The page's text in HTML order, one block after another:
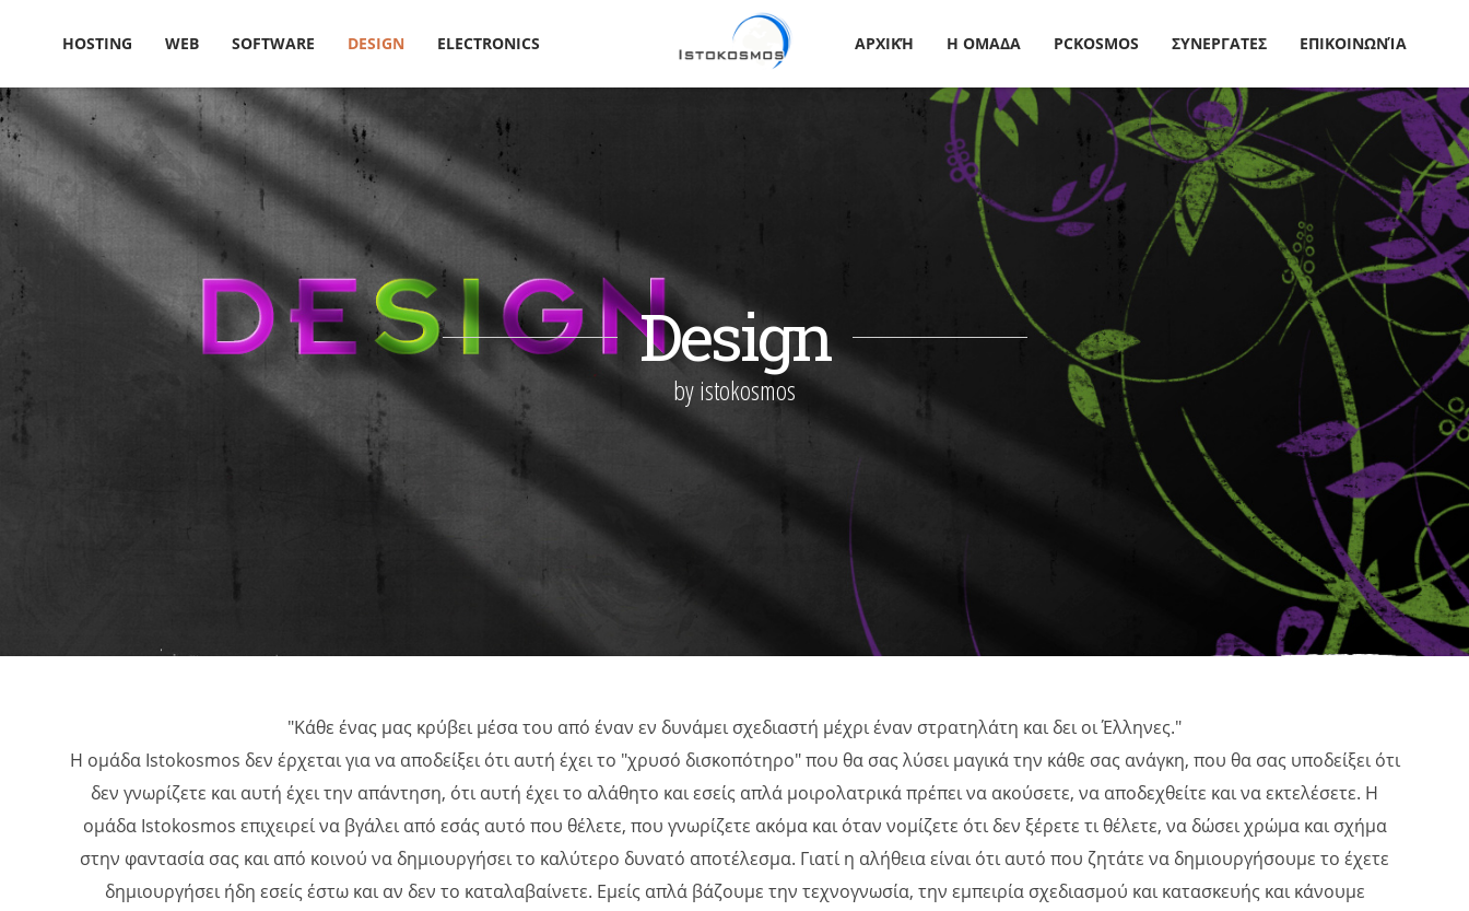
HOSTING WEB SOFTWARE DESIGN ELECTRONICS ΑΡΧΙΚΉ Η ΟΜΑΔΑ PCKOSMOS ΣΥΝΕΡΓΑΤΕΣ ΕΠΙΚΟΙΝΩΝΊΑ
Design
by istokosmos
"Κάθε ένας μας κρύβει μέσα του από έναν εν δυνάμει σχεδιαστή μέχρι έναν στρατηλάτη και δει οι Έλληνες."
Η ομάδα Istokosmos δεν έρχεται για να αποδείξει ότι αυτή έχει το "χρυσό δισκοπότηρο" που θα σας λύσει μαγικά την κάθε σας ανάγκη, που θα σας υποδείξει ότι
δεν γνωρίζετε και αυτή έχει την απάντηση, ότι αυτή έχει το αλάθητο και εσείς απλά μοιρολατρικά πρέπει να ακούσετε, να αποδεχθείτε και να εκτελέσετε. Η
ομάδα Istokosmos επιχειρεί να βγάλει από εσάς αυτό που θέλετε, που γνωρίζετε ακόμα και όταν νομίζετε ότι δεν ξέρετε τι θέλετε, να δώσει χρώμα και σχήμα
στην φαντασία σας και από κοινού να δημιουργήσει το καλύτερο δυνατό αποτέλεσμα. Γιατί η αλήθεια είναι ότι αυτό που ζητάτε να δημιουργήσουμε το έχετε
δημιουργήσει ήδη εσείς έστω και αν δεν το καταλαβαίνετε. Εμείς απλά βάζουμε την τεχνογνωσία, την εμπειρία σχεδιασμού και κατασκευής και κάνουμε